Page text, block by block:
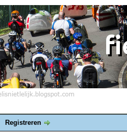
Registreren